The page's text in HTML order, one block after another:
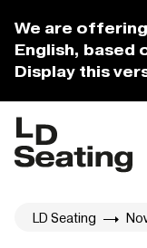
We are
English, based
Display this
LD Seating